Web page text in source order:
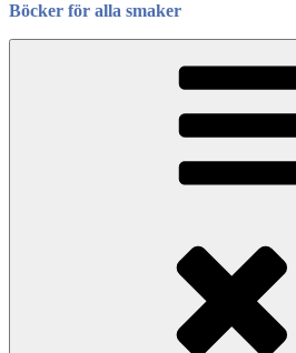
Böcker för alla smaker